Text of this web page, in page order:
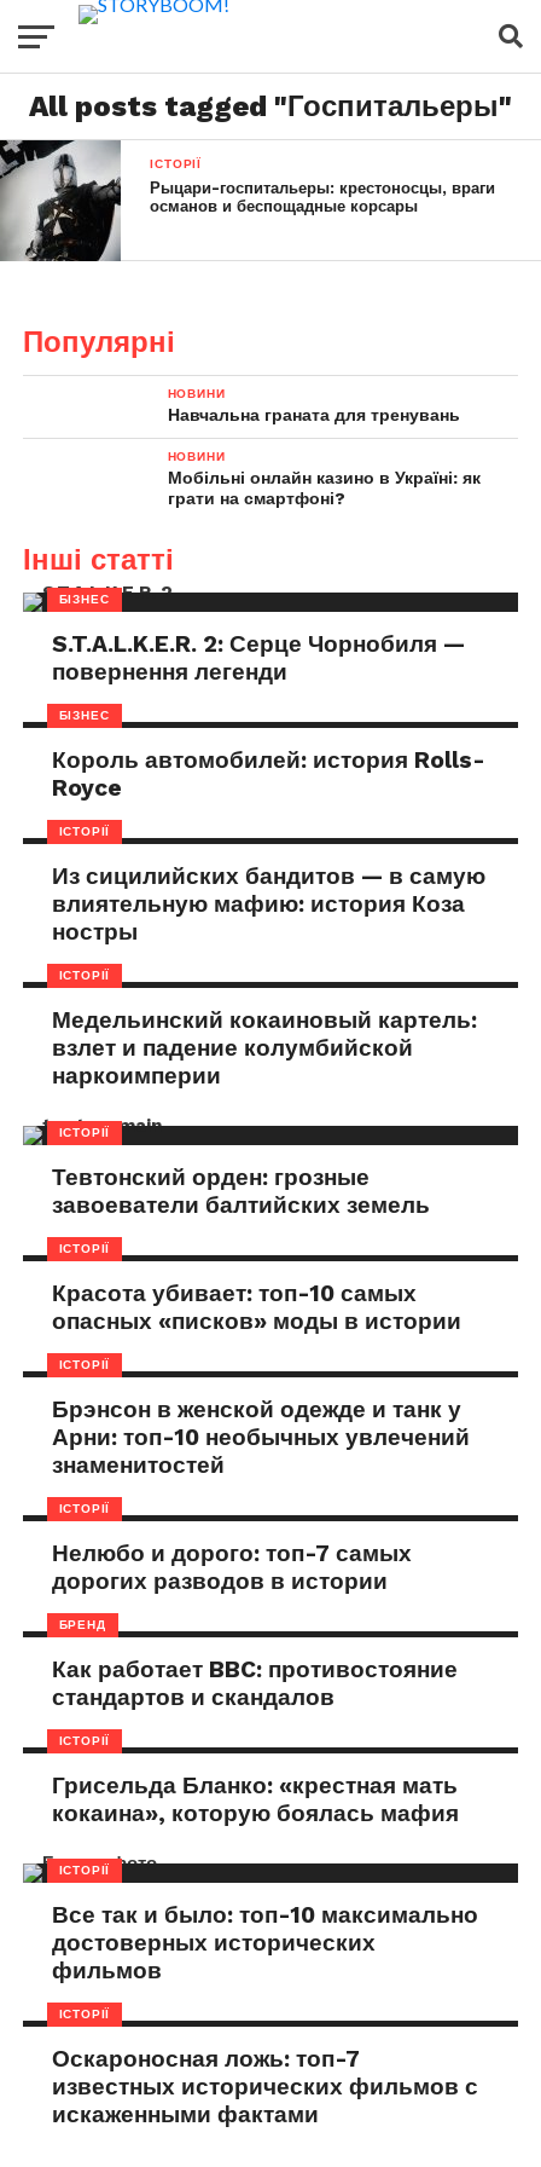
All posts tagged "Госпитальеры"
ІСТОРІЇ
Рыцари-госпитальеры: крестоносцы, враги
османов и беспощадные корсары
Популярні
НОВИНИ
Навчальна граната для тренувань
НОВИНИ
Мобільні онлайн казино в Україні: як
грати на смартфоні?
Інші статті
БІЗНЕС
S.T.A.L.K.E.R. 2: Серце Чорнобиля —
повернення легенди
БІЗНЕС
Король автомобилей: история Rolls-
Royce
ІСТОРІЇ
Из сицилийских бандитов — в самую
влиятельную мафию: история Коза
ностры
ІСТОРІЇ
Медельинский кокаиновый картель:
взлет и падение колумбийской
наркоимперии
ІСТОРІЇ
Тевтонский орден: грозные
завоеватели балтийских земель
ІСТОРІЇ
Красота убивает: топ-10 самых
опасных «писков» моды в истории
ІСТОРІЇ
Брэнсон в женской одежде и танк у
Арни: топ-10 необычных увлечений
знаменитостей
ІСТОРІЇ
Нелюбо и дорого: топ-7 самых
дорогих разводов в истории
БРЕНД
Как работает BBC: противостояние
стандартов и скандалов
ІСТОРІЇ
Грисельда Бланко: «крестная мать
кокаина», которую боялась мафия
ІСТОРІЇ
Все так и было: топ-10 максимально
достоверных исторических
фильмов
ІСТОРІЇ
Оскароносная ложь: топ-7
известных исторических фильмов с
искаженными фактами